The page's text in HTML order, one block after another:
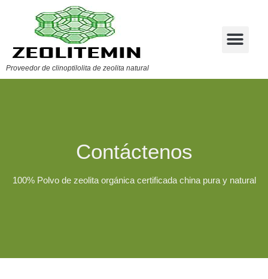
Proveedor de clinoptilolita de zeolita natural
Contáctenos
100% Polvo de zeolita orgánica certificada china pura y natural